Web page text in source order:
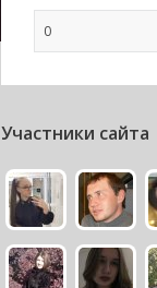
0
Участники сайта